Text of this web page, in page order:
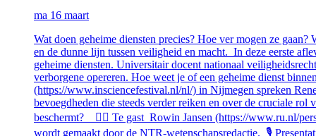
ma 16 maart
Wat doen geheime diensten precies? Hoe ver mogen ze
en de dunne lijn tussen veiligheid en macht. In deze eerste
geheime diensten. Universitair docent nationaal
verborgene opereren. Hoe weet je of een geheime dienst
(https://www.insciencefestival.nl/nl/) in Nijmegen spreken
bevoegdheden die steeds verder reiken en over de cruciale
beschermt? 🧑‍⚖️ Te gast Rowin Jansen (https://www.ru.nl/
wordt gemaakt door de NTR‑wetenschapsredactie. 🎙️